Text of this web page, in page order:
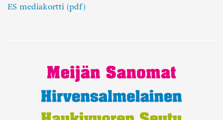
ES mediakortti (pdf)